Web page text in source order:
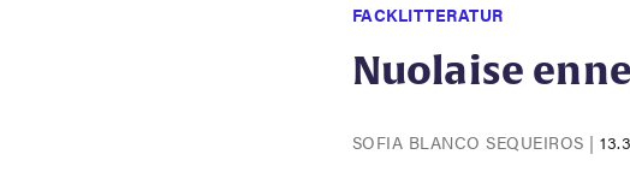
FACKLITTERATUR
Nuolaise
SOFIA BLANCO SEQUEIROS |